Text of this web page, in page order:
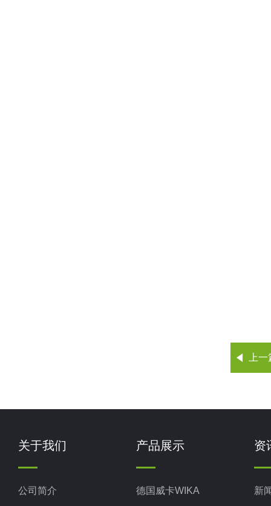
上
关于我们
公司简介
产品展示
德国威卡WIKA
资
新